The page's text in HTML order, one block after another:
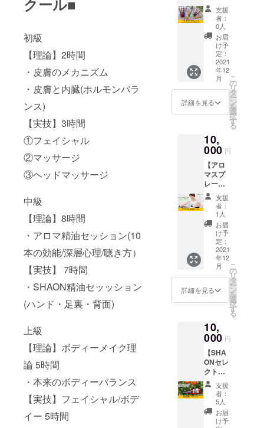
初級
【理論】2時間
・皮膚のメカニズム
・皮膚と内臓(ホルモンバラ
ンス)
【実技】3時間
①フェイシャル
②マッサージ
③ヘッドマッサージ
中級
【理論】8時間
・アロマ精油セッション(10
本の効能/深層心理/聴き方）
【実技】 7時間
・SHAON精油セッッション
(ハンド・足裏・背面)
上級
【理論】ボディーメイク理
論 5時間
・本来のボディーバランス
【実技】フェイシャル/ボデ
イー 5時間
日程は
メール
で調整
いたし
ます。
ている
太い
ロープ
を鈴緒
といい
ますが
鈴緒の
中身に
使われ
ている
もので
手伝い
するプ
クト！
お守り
として
やお祝
いのお
品にも
選ばれ
ていま
す。 ま
ずは精
麻に触
れた
い！ 手
元に置
※送料込
みのお
値段で
す。
作りし
ている
ハーバ
リウム
ボール
ペン2本
セッ
ト】 ハ
ンドメ
イド
ハーバ
リウム
性の自
立をお
手伝い
するプ
ロジェ
クト！
一つ一
つが手
作り
で、素
材にも
こだ
わった
ハーバ
リウム
ボール
ペンで
値段で
す。
支援
者：
0人
お届
け予
定：
2021
年12
月
詳細を見る
こ
の
リ
タ
ー
ン
を
選
択
す
る
10,
000 円
【アロ
マスプ
レー付
セッ
ショ
ン】 60
分オン
ライン
で話を
お聴き
して、
あなた
の心の
奥の声
を聞き
こから
必要な
精油を
選び、
意味を
お伝え
しま
す。 そ
の後、
その精
油をス
支援
者：
1人
お届
け予
定：
2021
年12
月
詳細を見る
こ
の
リ
タ
ー
ン
を
選
択
す
る
10,
000 円
【SHA
ONセレ
クトワ
インー
L'APER
ITIVOー
】
SHAON
支援
者：
5人
お届
け予